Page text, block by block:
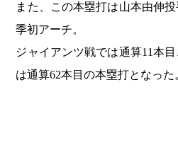
また、この本塁打は山本由伸
季初アーチ。
ジャイアンツ戦では通算11本
は通算62本目の本塁打となった